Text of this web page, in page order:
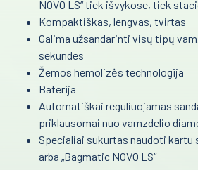
Reanimacija ir intensyvi
Pulmonologija ir alergologija
Skubi medicininė pagalba
Akušerija ir ginekologija
Laborotorinė medicina
Kardiografai
Veloergometrijos sistemos
Automatiniai išoriniai defibriliatoriai
Encefalografai
Miografai
Miego tyrimai PSG
NOVO LS“ tiek išvykose, tiek
Kompaktiškas, lengvas, tvirtas
Galima užsandarinti visų tipų
sekundes
Žemos hemolizės technologija
Baterija
Automatiškai reguliuojamas
priklausomai nuo vamzdelio
Specialiai sukurtas naudoti kartu
arba „Bagmatic NOVO LS“